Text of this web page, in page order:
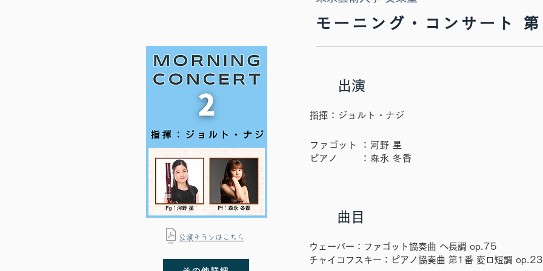
モーニング・コンサート
​公演チラシはこちら
​出演
​指揮：ジョルト・ナジ
ファゴット
​ピアノ
：河野 星
​：森永 冬香
曲目
ウェーバー：ファゴット協奏曲 へ長調 op.75
チャイコフスキー：ピアノ協奏曲 第1番 変ロ短調 op.23